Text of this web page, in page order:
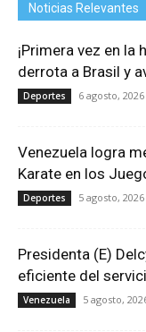
Noticias Relevantes
¡Primera vez en
derrota a Brasil y
Deportes 6 agosto, 2026
Venezuela logra
Karate en los
Deportes 5 agosto, 2026
Presidenta (E)
eficiente del
Venezuela 5 agosto,